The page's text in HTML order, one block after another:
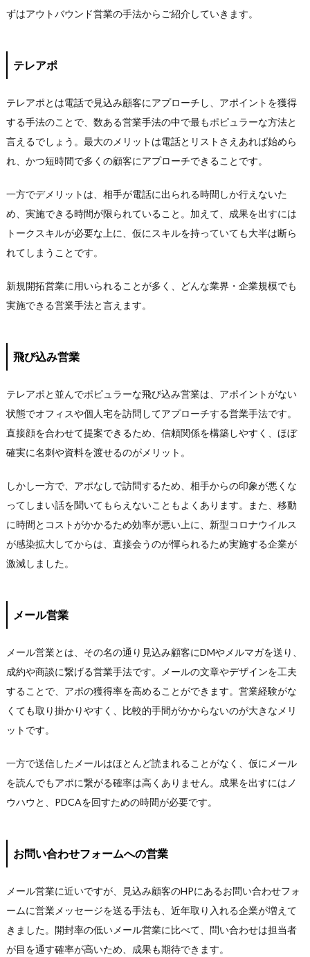
ずはアウトバウンド営業の手法からご紹介していきます。
テレアポ
テレアポとは電話で見込み顧客にアプローチし、アポイントを獲得
する手法のことで、数ある営業手法の中で最もポピュラーな方法と
言えるでしょう。最大のメリットは電話とリストさえあれば始めら
れ、かつ短時間で多くの顧客にアプローチできることです。
一方でデメリットは、相手が電話に出られる時間しか行えないた
め、実施できる時間が限られていること。加えて、成果を出すには
トークスキルが必要な上に、仮にスキルを持っていても大半は断ら
れてしまうことです。
新規開拓営業に用いられることが多く、どんな業界・企業規模でも
実施できる営業手法と言えます。
飛び込み営業
テレアポと並んでポピュラーな飛び込み営業は、アポイントがない
状態でオフィスや個人宅を訪問してアプローチする営業手法です。
直接顔を合わせて提案できるため、信頼関係を構築しやすく、ほぼ
確実に名刺や資料を渡せるのがメリット。
しかし一方で、アポなしで訪問するため、相手からの印象が悪くな
ってしまい話を聞いてもらえないこともよくあります。また、移動
に時間とコストがかかるため効率が悪い上に、新型コロナウイルス
が感染拡大してからは、直接会うのが憚られるため実施する企業が
激減しました。
メール営業
メール営業とは、その名の通り見込み顧客にDMやメルマガを送り、
成約や商談に繋げる営業手法です。メールの文章やデザインを工夫
することで、アポの獲得率を高めることができます。営業経験がな
くても取り掛かりやすく、比較的手間がかからないのが大きなメリ
ットです。
一方で送信したメールはほとんど読まれることがなく、仮にメール
を読んでもアポに繋がる確率は高くありません。成果を出すにはノ
ウハウと、PDCAを回すための時間が必要です。
お問い合わせフォームへの営業
メール営業に近いですが、見込み顧客のHPにあるお問い合わせフォ
ームに営業メッセージを送る手法も、近年取り入れる企業が増えて
きました。開封率の低いメール営業に比べて、問い合わせは担当者
が目を通す確率が高いため、成果も期待できます。